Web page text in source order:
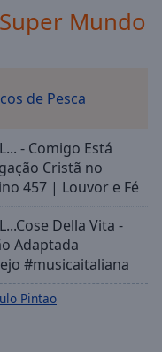
Mundo
de Pesca
- Comigo Está
Cristã no
457 | Louvor e Fé
Della Vita -
Adaptada
#musicaitaliana
Pintao